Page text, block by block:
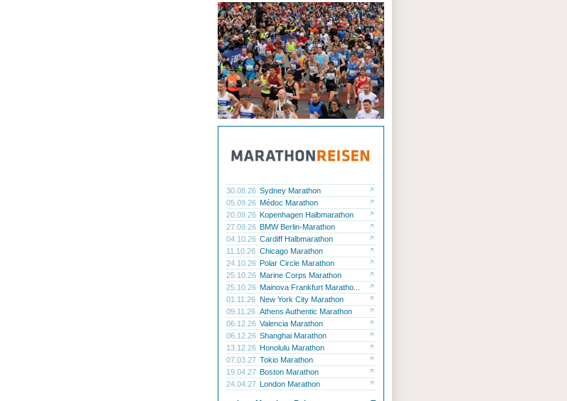
30.08.26 Sydney Marathon
05.09.26 Médoc Marathon
20.09.26 Kopenhagen Halbmarathon
27.09.26 BMW Berlin-Marathon
04.10.26 Cardiff Halbmarathon
11.10.26 Chicago Marathon
24.10.26 Polar Circle Marathon
25.10.26 Marine Corps Marathon
25.10.26 Mainova Frankfurt Maratho...
01.11.26 New York City Marathon
09.11.26 Athens Authentic Marathon
06.12.26 Valencia Marathon
06.12.26 Shanghai Marathon
13.12.26 Honolulu Marathon
07.03.27 Tokio Marathon
19.04.27 Boston Marathon
24.04.27 London Marathon